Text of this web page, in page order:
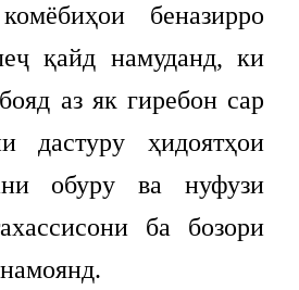
беназирро
қайд намуданд, ки
аз як гиребон сар
дастуру ҳидоятҳои
обуру ва нуфузи
ба бозори